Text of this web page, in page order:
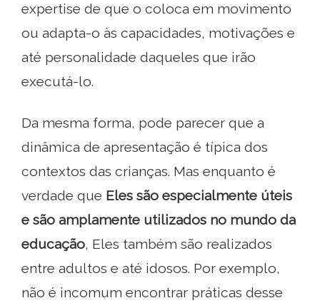
expertise de que o coloca em movimento
ou adapta-o às capacidades, motivações e
até personalidade daqueles que irão
executá-lo.
Da mesma forma, pode parecer que a
dinâmica de apresentação é típica dos
contextos das crianças. Mas enquanto é
verdade que Eles são especialmente úteis
e são amplamente utilizados no mundo da
educação, Eles também são realizados
entre adultos e até idosos. Por exemplo,
não é incomum encontrar práticas desse